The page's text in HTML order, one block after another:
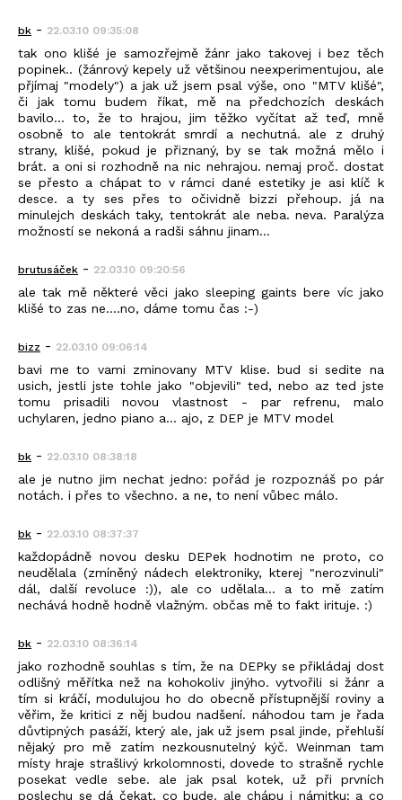
bk - 22.03.10 09:35:08
tak ono klišé je samozřejmě žánr jako takovej i bez těch
popinek.. (žánrový kepely už většinou neexperimentujou, ale
přjímaj "modely") a jak už jsem psal výše, ono "MTV klišé",
či jak tomu budem říkat, mě na předchozích deskách
bavilo... to, že to hrajou, jim těžko vyčítat až teď, mně
osobně to ale tentokrát smrdí a nechutná. ale z druhý
strany, klišé, pokud je přiznaný, by se tak možná mělo i
brát. a oni si rozhodně na nic nehrajou. nemaj proč. dostat
se přesto a chápat to v rámci dané estetiky je asi klíč k
desce. a ty ses přes to očividně bizzi přehoup. já na
minulejch deskách taky, tentokrát ale neba. neva. Paralýza
možností se nekoná a radši sáhnu jinam...
brutusáček - 22.03.10 09:20:56
ale tak mě některé věci jako sleeping gaints bere víc jako
klišé to zas ne....no, dáme tomu čas :-)
bizz - 22.03.10 09:06:14
bavi me to vami zminovany MTV klise. bud si sedite na
usich, jestli jste tohle jako "objevili" ted, nebo az ted jste
tomu prisadili novou vlastnost - par refrenu, malo
uchylaren, jedno piano a... ajo, z DEP je MTV model
bk - 22.03.10 08:38:18
ale je nutno jim nechat jedno: pořád je rozpoznáš po pár
notách. i přes to všechno. a ne, to není vůbec málo.
bk - 22.03.10 08:37:37
každopádně novou desku DEPek hodnotim ne proto, co
neudělala (zmíněný nádech elektroniky, kterej "nerozvinuli"
dál, další revoluce :)), ale co udělala... a to mě zatím
nechává hodně hodně vlažným. občas mě to fakt irituje. :)
bk - 22.03.10 08:36:14
jako rozhodně souhlas s tím, že na DEPky se přikládaj dost
odlišný měřítka než na kohokoliv jinýho. vytvořili si žánr a
tím si kráčí, modulujou ho do obecně přístupnější roviny a
věřim, že kritici z něj budou nadšení. náhodou tam je řada
důvtipných pasáží, který ale, jak už jsem psal jinde, přehluší
nějaký pro mě zatím nezkousnutelný kýč. Weinman tam
místy hraje strašlivý krkolomnosti, dovede to strašně rychle
posekat vedle sebe. ale jak psal kotek, už při prvních
poslechu se dá čekat, co bude. ale chápu i námitku: a co